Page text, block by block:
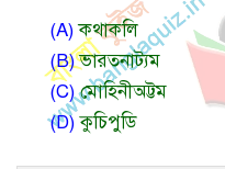
(A)কথাকলি
(B)ভারতনাট্যম
(C)মোহিনীঅট্টম
(D)কুচিপুডি